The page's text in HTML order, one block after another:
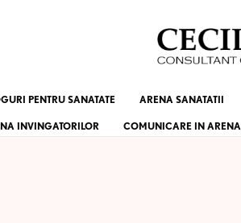
PENTRU SANATATE ARENA SANATATII
INVINGATORILOR COMUNICARE IN ARENA